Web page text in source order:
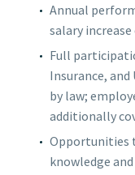
Annual
salary
Full
Insurance,
by law;
additionally
Opportunities
knowledge